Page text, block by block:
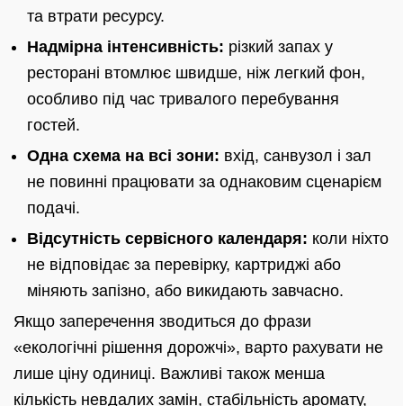
та втрати ресурсу.
Надмірна інтенсивність: різкий запах у
ресторані втомлює швидше, ніж легкий фон,
особливо під час тривалого перебування
гостей.
Одна схема на всі зони: вхід, санвузол і зал
не повинні працювати за однаковим сценарієм
подачі.
Відсутність сервісного календаря: коли ніхто
не відповідає за перевірку, картриджі або
міняють запізно, або викидають завчасно.
Якщо заперечення зводиться до фрази
«екологічні рішення дорожчі», варто рахувати не
лише ціну одиниці. Важливі також менша
кількість невдалих замін, стабільність аромату,